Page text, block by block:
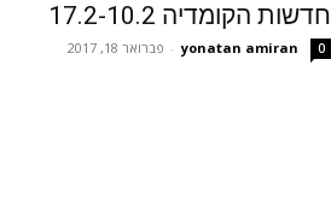
חדשות הקומדיה 17.2-10.2
yonatan amiran
- פברואר 18, 2017 0